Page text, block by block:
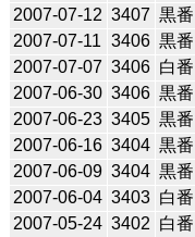
2007-07-12 3407 黒番
2007-07-11 3406 黒番
2007-07-07 3406 白番
2007-06-30 3406 黒番
2007-06-23 3405 黒番
2007-06-16 3404 黒番
2007-06-09 3404 黒番
2007-06-04 3403 白番
2007-05-24 3402 白番